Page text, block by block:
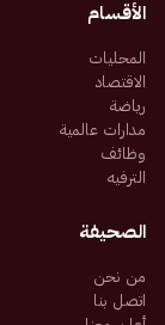
الأقسام
المحليات
الاقتصاد
رياضة
مدارات عالمية
وظائف
الترفيه
الصحيفة
من نحن
اتصل بنا